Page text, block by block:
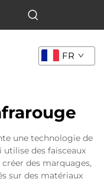
FR
une technologie de
des faisceaux
des marquages,
sur des matériaux